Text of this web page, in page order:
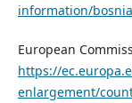
information/
European
https://
enlargement/